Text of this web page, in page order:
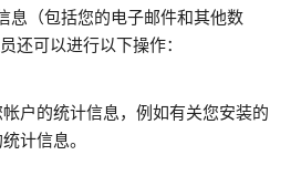
息（包括您的电子邮件和其他数
还可以进行以下操作：
户的统计信息，例如有关您安装的
计信息。